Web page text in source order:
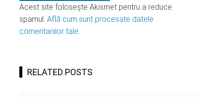
Acest site folosește Akismet pentru a reduce
spamul. Află cum sunt procesate datele
comentariilor tale.
RELATED POSTS